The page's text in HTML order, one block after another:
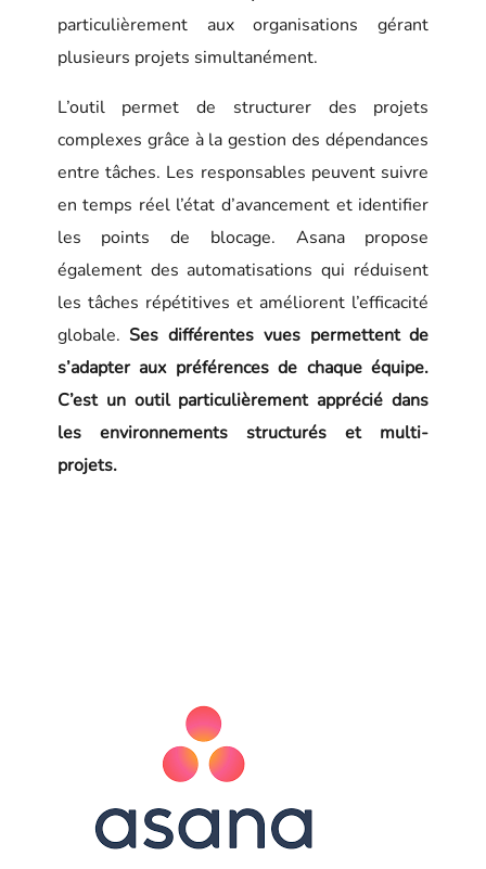
particulièrement aux organisations gérant
plusieurs projets simultanément.
L’outil permet de structurer des projets
complexes grâce à la gestion des dépendances
entre tâches. Les responsables peuvent suivre
en temps réel l’état d’avancement et identifier
les points de blocage. Asana propose
également des automatisations qui réduisent
les tâches répétitives et améliorent l’efficacité
globale. Ses différentes vues permettent de
s’adapter aux préférences de chaque équipe.
C’est un outil particulièrement apprécié dans
les environnements structurés et multi-
projets.